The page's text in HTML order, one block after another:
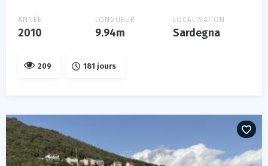
ANNÉE
2010
LONGUEUR
9.94m
LOCALISATION
Sardegna
209 181 jours